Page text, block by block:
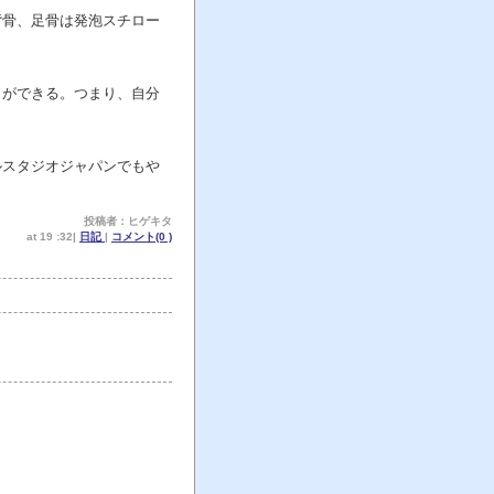
、足骨は発泡スチロー
できる。つまり、自分
タジオジャパンでもや
投稿者：ヒゲキタ
at 19 :32| 日記| コメント(0 )